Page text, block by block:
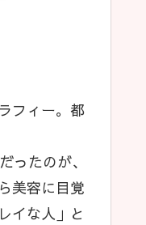
フィー。都
ったのが、
美容に目覚
イな人」と